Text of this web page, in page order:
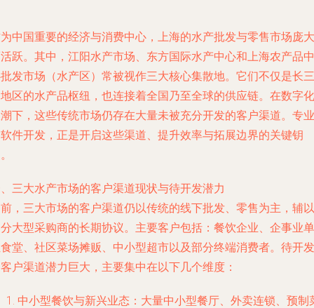
中国重要的经济与消费中心，上海的水产批发与零售市场庞大
跃。其中，江阳水产市场、东方国际水产中心和上海农产品中
发市场（水产区）常被视作三大核心集散地。它们不仅是长三
区的水产品枢纽，也连接着全国乃至全球的供应链。在数字化
下，这些传统市场仍存在大量未被充分开发的客户渠道。专业
件开发，正是开启这些渠道、提升效率与拓展边界的关键钥
三大水产市场的客户渠道现状与待开发潜力
，三大市场的客户渠道仍以传统的线下批发、零售为主，辅以
大型采购商的长期协议。主要客户包括：餐饮企业、企事业单
堂、社区菜场摊贩、中小型超市以及部分终端消费者。待开发
户渠道潜力巨大，主要集中在以下几个维度：
中小型餐饮与新兴业态 ：大量中小型餐厅、外卖连锁、预制